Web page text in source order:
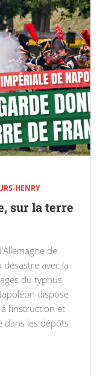
HENRY
sur la terre
de
désastre avec la
du typhus
dispose
l’instruction et
dans les dépôts